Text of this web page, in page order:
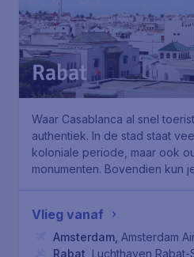
Rabat
Waar Casablanca al snel
authentiek. In de stad staat
koloniale periode, maar ook
monumenten. Bovendien kun
Vlieg vanaf
Amsterdam Amsterdam
Rabat Luchthaven Rabat-